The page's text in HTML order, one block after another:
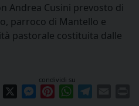
Andrea Cusini prevosto di
parroco di Mantello e
pastorale costituita dalle
condividi su
Facebook Messenger
PinterestWhatsApp